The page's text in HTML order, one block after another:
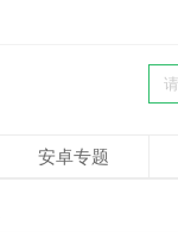
安卓专题